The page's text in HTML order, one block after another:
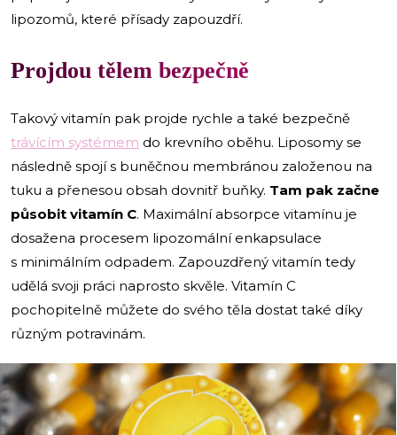
lipozomů, které přísady zapouzdří.
Projdou tělem bezpečně
Takový vitamín pak projde rychle a také bezpečně
trávícím systémem do krevního oběhu. Liposomy se
následně spojí s buněčnou membránou založenou na
tuku a přenesou obsah dovnitř buňky. Tam pak začne
působit vitamín C. Maximální absorpce vitamínu je
dosažena procesem lipozomální enkapsulace
s minimálním odpadem. Zapouzdřený vitamín tedy
udělá svoji práci naprosto skvěle. Vitamín C
pochopitelně můžete do svého těla dostat také díky
různým potravinám.